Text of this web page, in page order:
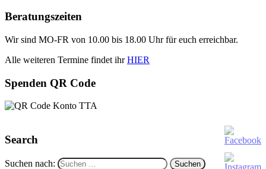
Beratungszeiten
Wir sind MO-FR von 10.00 bis 18.00 Uhr für euch erreichbar.
Alle weiteren Termine findet ihrHIER
Spenden QR Code
Search
Suchen nach: